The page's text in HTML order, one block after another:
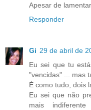
Apesar de
Responder
Gi 29 de abril de
Eu sei que tu
"vencidas" ... mas
É como tudo, dois
Eu sei que não
mais